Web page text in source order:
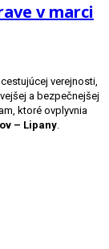
v marci
verejnosti,
a bezpečnejšej
ktoré ovplyvnia
– Lipany